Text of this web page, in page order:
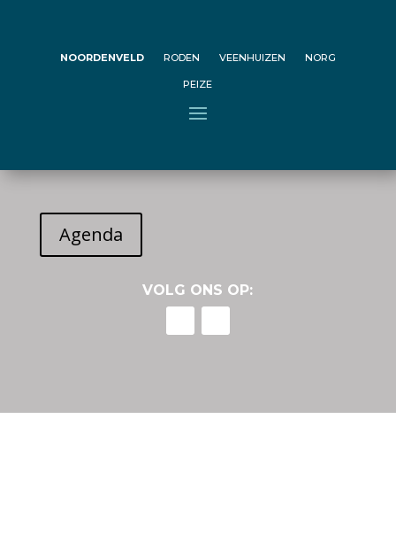
NOORDENVELD RODEN VEENHUIZEN NORG
PEIZE
Agenda
VOLG ONS OP: